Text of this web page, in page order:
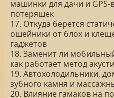
машинки для дачи и
потеряшек
17. Откуда берется
ошейники от блох и
гаджетов
18. Заменит ли
как работает метод
19. Автохолодильники,
зубного камня и
20. Влияние гамаков на